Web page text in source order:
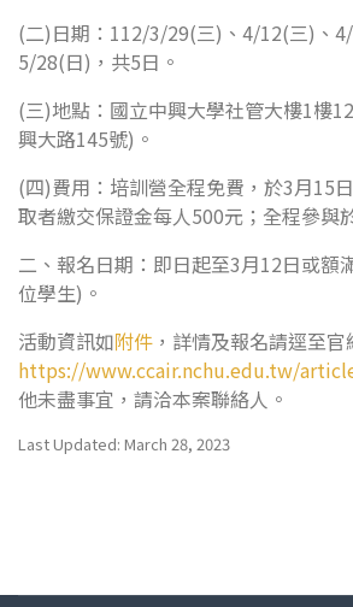
(二)日期：112/3/29(三)、4/12(三)、
5/28(日)，共5日。
(三)地點：國立中興大學社管大樓1樓
興大路145號)。
(四)費用：培訓營全程免費，於3月15
取者繳交保證金每人500元；全程參與
二、報名日期：即日起至3月12日或額
位學生)。
活動資訊如附件 ，詳情及報名請逕至官
https://www.ccair.nchu.edu.tw/
他未盡事宜，請洽本案聯絡人。
Last Updated: March 28, 2023